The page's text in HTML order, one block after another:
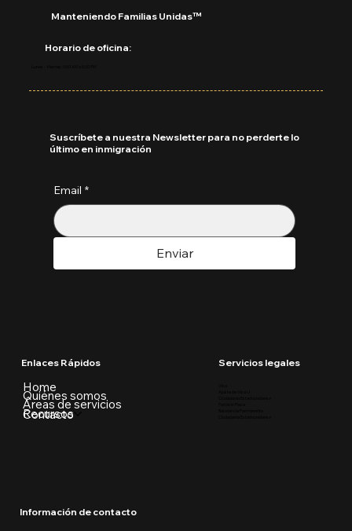
Manteniendo Familias Unidas™
Horario de oficina:
Email *
Enviar
Suscríbete a nuestra Newsletter para no perderte lo
último en inmigración
Enlaces Rápidos
Home
Quiénes somos
Áreas de servicios
Recursos
Contacto
Servicios legales
Información de contacto